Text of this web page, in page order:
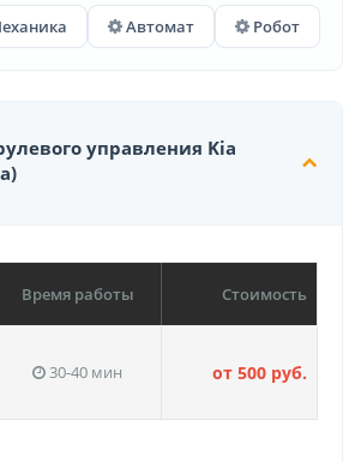
Автомат Робот
управления Kia
Время работы Стоимость
30-40 мин от 500 руб.